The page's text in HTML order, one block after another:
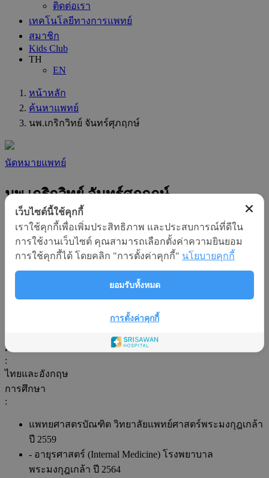
ติดต่อเรา
เทคโนโลยีทางการแพทย์
สมาชิก
Kids Club
TH
EN
หน้าหลัก
ค้นหาแพทย์
นพ.เกริกวิทย์ จันทร์ศุภฤกษ์
นัดหมายแพทย์
นพ.เกริกวิทย์ จันทร์ศุภฤกษ์
แผนก
ทางเดินอาหารและตับ
ภาษา
:
ไทยและอังกฤษ
การศึกษา
:
แพทยศาสตรบัณฑิต วิทยาลัยแพทย์ศาสตร์พระมงกุฎเกล้า
ปี 2559
- อายุรศาสตร์ (Internal Medicine) โรงพยาบาล
พระมงกุฎเกล้า ปี 2564
เว็บไซต์นี้ใช้คุกกี้
เราใช้คุกกี้เพื่อเพิ่มประสิทธิภาพ และประสบการณ์ที่ดีใน
การใช้งานเว็บไซต์ คุณสามารถเลือกตั้งค่าความยินยอม
การใช้คุกกี้ได้ โดยคลิก "การตั้งค่าคุกกี้" นโยบายคุกกี้
ยอมรับทั้งหมด
การตั้งค่าคุกกี้